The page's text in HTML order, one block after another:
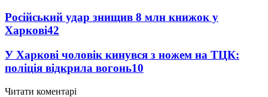
Російський удар знищив 8 млн книжок у
Харкові42
У Харкові чоловік кинувся з ножем на ТЦК:
поліція відкрила вогонь10
Читати коментарі